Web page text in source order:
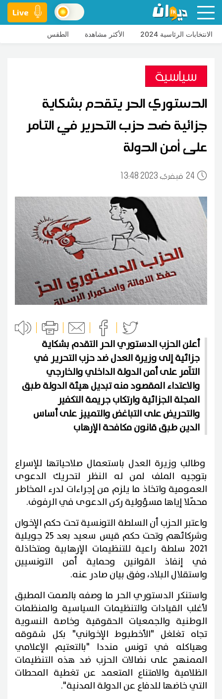
Live
الانتخابات الرئاسية 2024 الأكثر مشاهدة الطقس
سياسية
الدستوري الحر يتقدم بشكاية
جزائية ضد حزب التحرير في التآمر
على أمن الدولة
24 13:48 2023 فيفري
أعلن الحزب الدستوري الحر التقدم بشكاية
جزائية إلى وزيرة العدل ضد حزب التحرير في
التآمر على أمن الدولة الداخلي والخارجي
والاعتداء المقصود منه تبديل هيئة الدولة طبق
المجلة الجزائية وارتكاب جريمة التكفير
والتحريض على التباغض والتمييز على أساس
الدين طبق قانون مكافحة الإرهاب
وطالب وزيرة العدل باستعمال صلاحياتها للإسراع
بتوجيه الملف لمن له النظر لتحريك الدعوى
العمومية واتخاذ ما يلزم من إجراءات لدرء المخاطر
محمّلا إياها مسؤولية ركن الدعوى في الرفوف.
واعتبر الحزب أن السلطة التونسية تحت حكم الإخوان
وشركائهم وتحت حكم قيس سعيد بعد 25 جويلية
2021 سلطة راعية للتنظيمات الإرهابية ومتخاذلة
في إنفاذ القوانين وحماية أمن التونسيين
واستقلال البلاد، وفق بيان صادر عنه.
واستنكر الدستوري الحر ما وصفه بالصمت المطبق
لأغلب القيادات والتنظيمات السياسية والمنظمات
الوطنية والجمعيات الحقوقية وخاصة النسوية
تجاه تغلغل "الأخطبوط الإخواني" بكل شقوقه
وهياكله في تونس منددا "بالتعتيم الإعلامي
الممنهج على نضالات الحزب ضد هذه التنظيمات
الظلامية والامتناع المتعمد عن تغطية المحطات
التي خاضها للدفاع عن الدولة المدنية".